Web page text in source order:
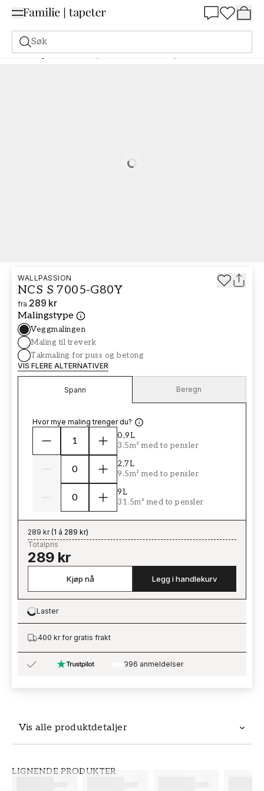
Søk
Maling Bestill basert på NCS Bestill basert på NCS 7005-G80Y
Loading…
Vis alle produktdetaljer
LIGNENDE PRODUKTER
WALLPASSION
NCS S 7005-G80Y
fra 289 kr
Malingstype
Veggmalingen
Maling til treverk
Takmaling for puss og betong
VIS FLERE ALTERNATIVER
Spann Beregn
Hvor mye maling trenger du?
0,9L
3.5m² med to pensler
2,7L
9.5m² med to pensler
9L
31.5m² med to pensler
289 kr(1 á 289 kr)
Totalpris
289 kr
Kjøp nå Legg i handlekurv
Loading…
Laster
400 kr for gratis frakt
996 anmeldelser